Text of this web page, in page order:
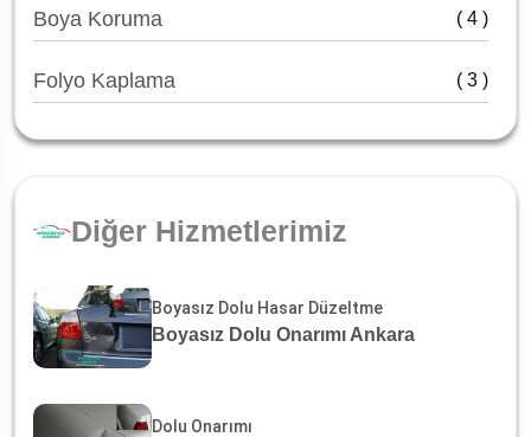
Boya Koruma ( 4 )
Folyo Kaplama ( 3 )
Diğer Hizmetlerimiz
Boyasız Dolu Hasar Düzeltme
Boyasız Dolu Onarımı Ankara
Dolu Onarımı